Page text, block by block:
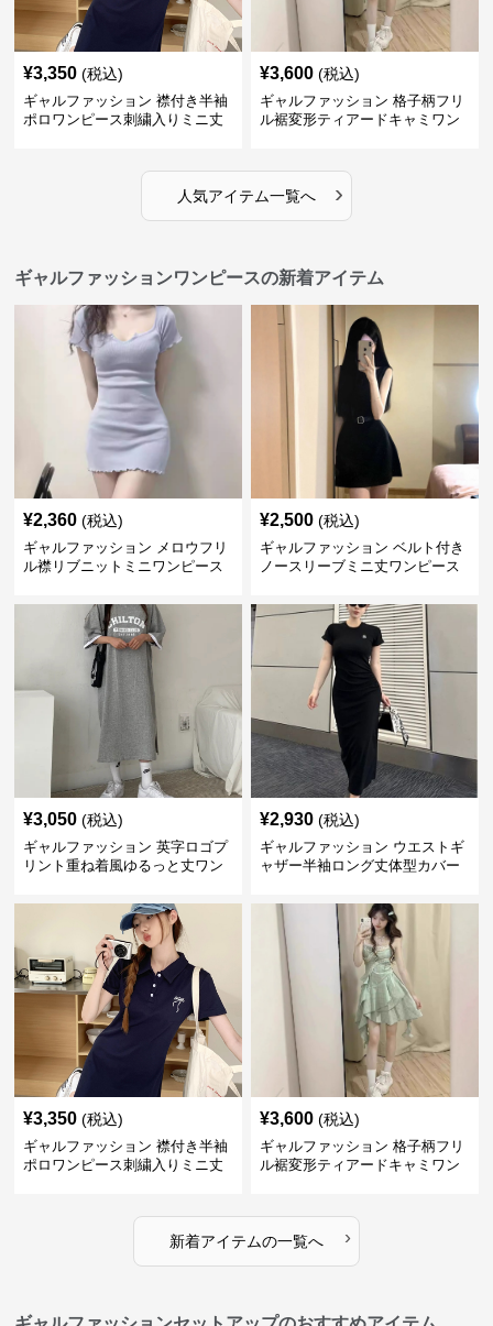
¥3,350 (税込)
ギャルファッション 襟付き半袖
ポロワンピース刺繍入りミニ丈
¥3,600 (税込)
ギャルファッション 格子柄フリ
ル裾変形ティアードキャミワン
人気アイテム一覧へ ›
ギャルファッションワンピースの新着アイテム
¥2,360 (税込)
ギャルファッション メロウフリ
ル襟リブニットミニワンピース
¥2,500 (税込)
ギャルファッション ベルト付き
ノースリーブミニ丈ワンピース
¥3,050 (税込)
ギャルファッション 英字ロゴプ
リント重ね着風ゆるっと丈ワン
¥2,930 (税込)
ギャルファッション ウエストギ
ャザー半袖ロング丈体型カバー
¥3,350 (税込)
ギャルファッション 襟付き半袖
ポロワンピース刺繍入りミニ丈
¥3,600 (税込)
ギャルファッション 格子柄フリ
ル裾変形ティアードキャミワン
新着アイテムの一覧へ ›